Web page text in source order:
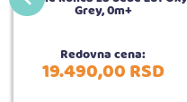
Grey, 0m+
Redovna cena:
19.490,00RSD